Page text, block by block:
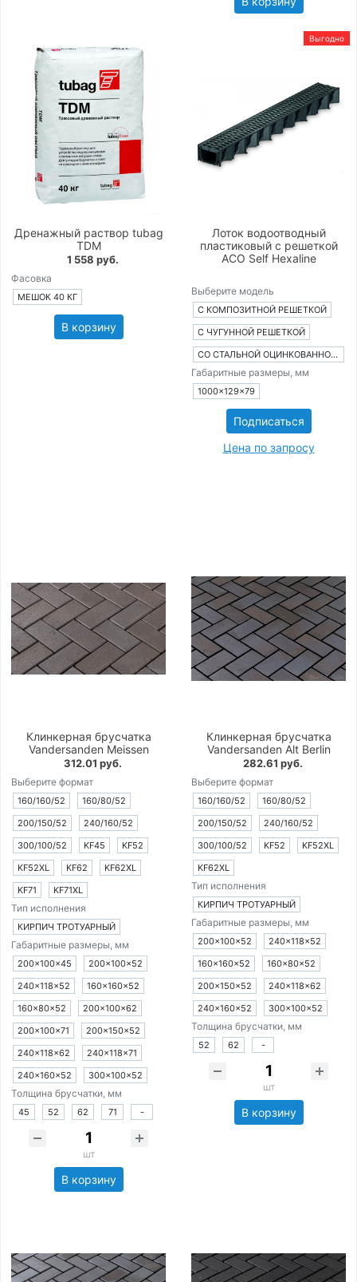
Дренажный раствор tubag
TDM
1 558 руб.
Фасовка
МЕШОК 40 КГ
В корзину
Выгодно
Лоток водоотводный
пластиковый с решеткой
ACO Self Hexaline
Выберите модель
С КОМПОЗИТНОЙ РЕШЕТКОЙ
С ЧУГУННОЙ РЕШЕТКОЙ
СО СТАЛЬНОЙ ОЦИНКОВАННОЙ РЕШЕТКОЙ
Габаритные размеры, мм
1000×129×79
Подписаться
Цена по запросу
Клинкерная брусчатка
Vandersanden Meissen
312.01 руб.
Выберите формат
160/160/52
160/80/52
200/150/52
240/160/52
300/100/52
KF45
KF52
KF52XL
KF62
KF62XL
KF71
KF71XL
Тип исполнения
КИРПИЧ ТРОТУАРНЫЙ
Габаритные размеры, мм
200×100×45
200×100×52
240×118×52
160×160×52
160×80×52
200×100×62
200×100×71
200×150×52
240×118×62
240×118×71
240×160×52
300×100×52
Толщина брусчатки, мм
45 52 62 71 -
шт
В корзину
Клинкерная брусчатка
Vandersanden Alt Berlin
282.61 руб.
Выберите формат
160/160/52
160/80/52
200/150/52
240/160/52
300/100/52
KF52
KF52XL
KF62XL
Тип исполнения
КИРПИЧ ТРОТУАРНЫЙ
Габаритные размеры, мм
200×100×52
240×118×52
160×160×52
160×80×52
200×150×52
240×118×62
240×160×52
300×100×52
Толщина брусчатки, мм
52 62 -
шт
В корзину